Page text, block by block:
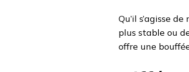
Qu’il s’agisse
plus stable ou
offre une